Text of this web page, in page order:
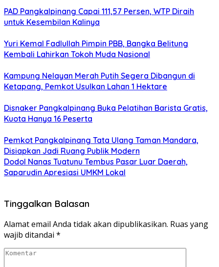
PAD Pangkalpinang Capai 111,57 Persen, WTP Diraih
untuk Kesembilan Kalinya
Yuri Kemal Fadlullah Pimpin PBB, Bangka Belitung
Kembali Lahirkan Tokoh Muda Nasional
Kampung Nelayan Merah Putih Segera Dibangun di
Ketapang, Pemkot Usulkan Lahan 1 Hektare
Disnaker Pangkalpinang Buka Pelatihan Barista Gratis,
Kuota Hanya 16 Peserta
Pemkot Pangkalpinang Tata Ulang Taman Mandara,
Disiapkan Jadi Ruang Publik Modern
Dodol Nanas Tuatunu Tembus Pasar Luar Daerah,
Saparudin Apresiasi UMKM Lokal
Tinggalkan Balasan
Alamat email Anda tidak akan dipublikasikan. Ruas yang
wajib ditandai *